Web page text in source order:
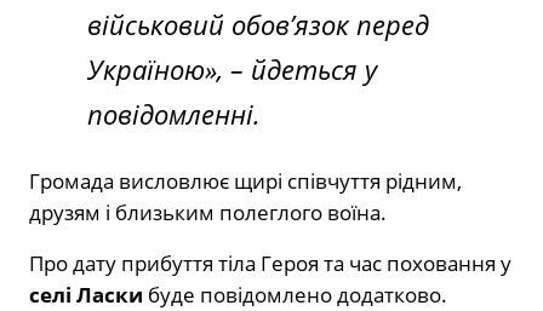
військовий обов’язок перед
Україною», – йдеться у
повідомленні.
Громада висловлює щирі співчуття рідним,
друзям і близьким полеглого воїна.
Про дату прибуття тіла Героя та час поховання у
селі Ласки буде повідомлено додатково.